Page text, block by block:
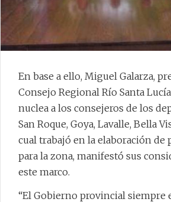
En base a ello, Miguel Galarza,
Consejo Regional Río Santa
nuclea a los consejeros de los
San Roque, Goya, Lavalle, Bella
cual trabajó en la elaboración de
para la zona, manifestó sus
este marco.
“El Gobierno provincial siempre